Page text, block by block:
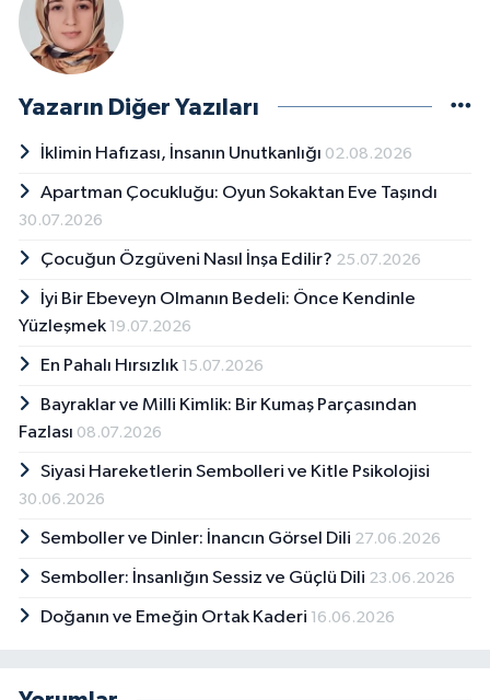
Yazarın Diğer Yazıları
İklimin Hafızası, İnsanın Unutkanlığı 02.08.2026
Apartman Çocukluğu: Oyun Sokaktan Eve Taşındı
30.07.2026
Çocuğun Özgüveni Nasıl İnşa Edilir? 25.07.2026
İyi Bir Ebeveyn Olmanın Bedeli: Önce Kendinle
Yüzleşmek 19.07.2026
En Pahalı Hırsızlık 15.07.2026
Bayraklar ve Milli Kimlik: Bir Kumaş Parçasından
Fazlası 08.07.2026
Siyasi Hareketlerin Sembolleri ve Kitle Psikolojisi
30.06.2026
Semboller ve Dinler: İnancın Görsel Dili 27.06.2026
Semboller: İnsanlığın Sessiz ve Güçlü Dili 23.06.2026
Doğanın ve Emeğin Ortak Kaderi 16.06.2026